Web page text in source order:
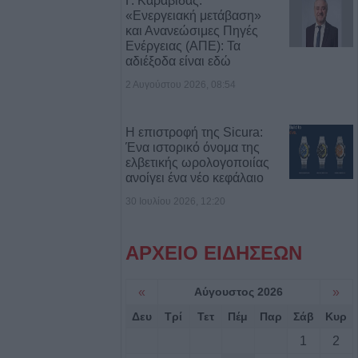
«Ενεργειακή μετάβαση»
και Ανανεώσιμες Πηγές
Ενέργειας (ΑΠΕ): Τα
αδιέξοδα είναι εδώ
2 Αυγούστου 2026, 08:54
Η επιστροφή της Sicura:
Ένα ιστορικό όνομα της
ελβετικής ωρολογοποιίας
ανοίγει ένα νέο κεφάλαιο
30 Ιουλίου 2026, 12:20
ΑΡΧΕΙΟ ΕΙΔΗΣΕΩΝ
« Αύγουστος 2026 »
Δευ Τρί Τετ Πέμ Παρ Σάβ Κυρ
1
2